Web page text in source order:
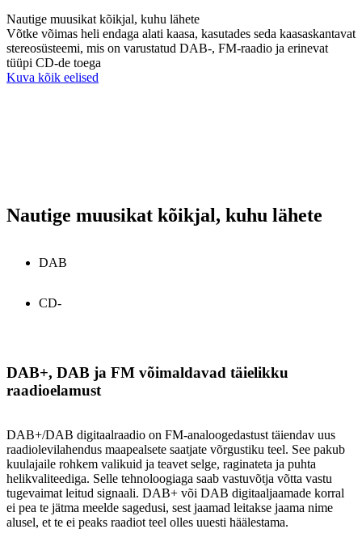
Nautige muusikat kõikjal, kuhu lähete
Võtke võimas heli endaga alati kaasa, kasutades seda kaasaskantavat
stereosüsteemi, mis on varustatud DAB-, FM-raadio ja erinevat
tüüpi CD-de toega
Kuva kõik eelised
Nautige muusikat kõikjal, kuhu lähete
DAB
CD-
DAB+, DAB ja FM võimaldavad täielikku
raadioelamust
DAB+/DAB digitaalraadio on FM-analoogedastust täiendav uus
raadiolevilahendus maapealsete saatjate võrgustiku teel. See pakub
kuulajaile rohkem valikuid ja teavet selge, raginateta ja puhta
helikvaliteediga. Selle tehnoloogiaga saab vastuvõtja võtta vastu
tugevaimat leitud signaali. DAB+ või DAB digitaaljaamade korral
ei pea te jätma meelde sagedusi, sest jaamad leitakse jaama nime
alusel, et te ei peaks raadiot teel olles uuesti häälestama.